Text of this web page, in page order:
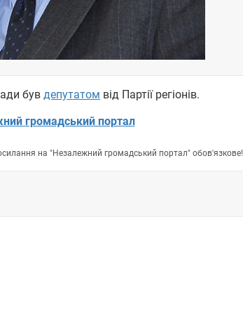
був депутатом від Партії регіонів.
громадський портал
на "Незалежний громадський портал" обов'язкове!